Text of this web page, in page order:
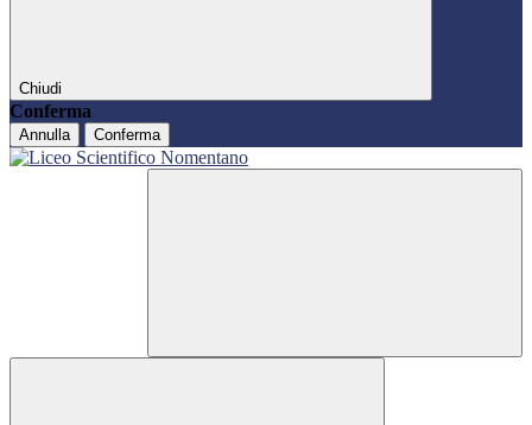
Chiudi
Conferma
Annulla Conferma